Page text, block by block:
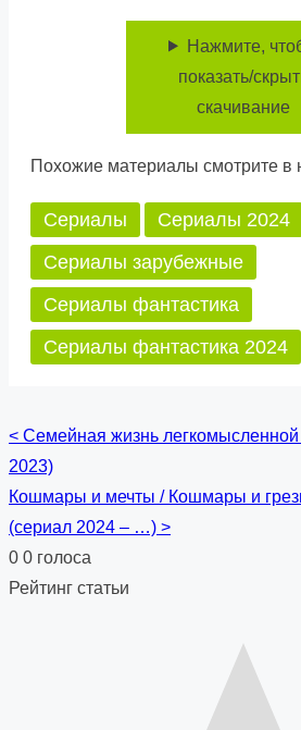
Нажмите,
показать/
скачивание
Похожие материалы смотрите в
Сериалы
Сериалы 2024
Сериалы зарубежные
Сериалы фантастика
Сериалы фантастика 2024
Posts
navigation
< Семейная жизнь
2023)
Кошмары и мечты / Кошмары и
(сериал 2024 – …) >
0 0 голоса
Рейтинг статьи